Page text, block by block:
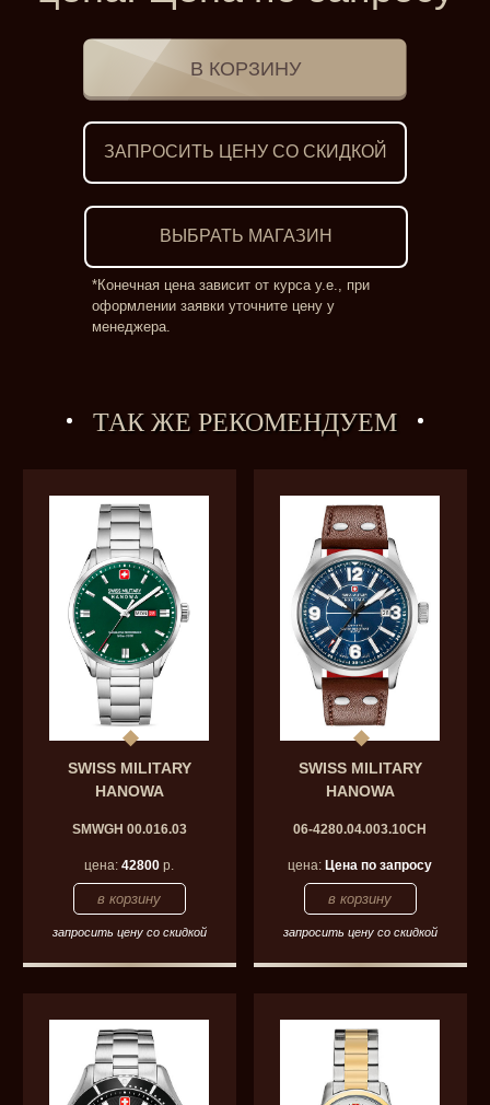
ЗАПРОСИТЬ ЦЕНУ СО СКИДКОЙ
ВЫБРАТЬ МАГАЗИН
*Конечная цена зависит от курса у.е., при
оформлении заявки уточните цену у
менеджера.
ТАК ЖЕ РЕКОМЕНДУЕМ
SWISS MILITARY
HANOWA
SMWGH 00.016.03
цена:42800 р.
запросить цену со скидкой
SWISS MILITARY
HANOWA
06-4280.04.003.10CH
цена:Цена по запросу
запросить цену со скидкой